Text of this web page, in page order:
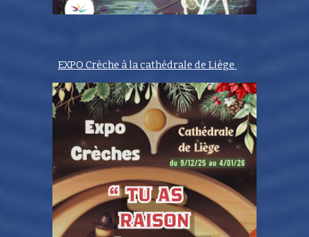
EXPO Crèche à la cathédrale de Liège